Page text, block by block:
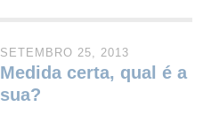
SETEMBRO 25, 2013
Medida certa, qual é a
sua?